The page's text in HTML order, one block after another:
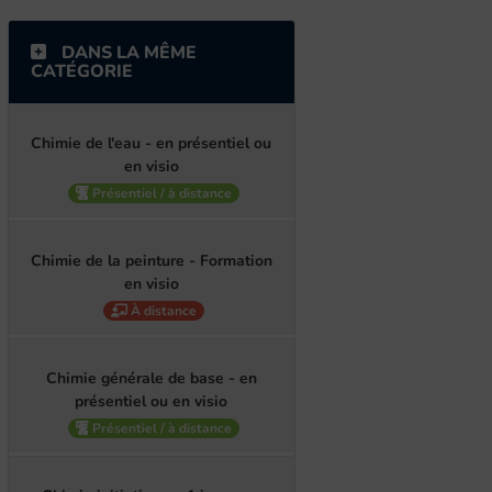
DANS LA MÊME
CATÉGORIE
Chimie de l'eau - en présentiel ou
en visio
Présentiel / à distance
Chimie de la peinture - Formation
en visio
À distance
Chimie générale de base - en
présentiel ou en visio
Présentiel / à distance